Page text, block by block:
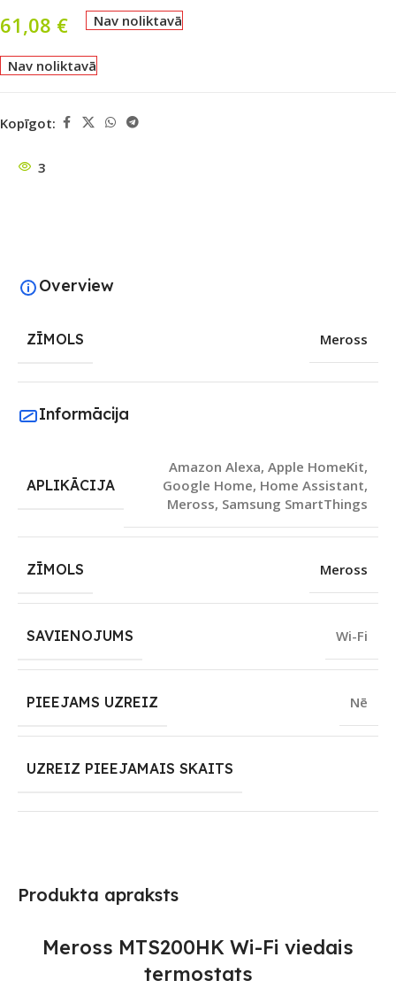
61,08 € Nav noliktavā
Nav noliktavā
Kopīgot:
3
Produkta apraksts
Meross MTS200HK Wi-Fi viedais
termostats
Overview
ZĪMOLS Meross
Informācija
APLIKĀCIJA
Amazon Alexa, Apple HomeKit,
Google Home, Home Assistant,
Meross, Samsung SmartThings
ZĪMOLS Meross
SAVIENOJUMS Wi-Fi
PIEEJAMS UZREIZ Nē
UZREIZ PIEEJAMAIS SKAITS